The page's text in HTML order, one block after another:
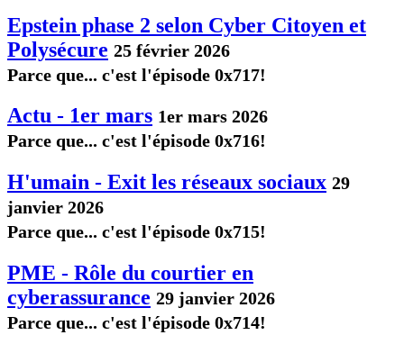
Epstein phase 2 selon Cyber Citoyen et
Polysécure 25 février 2026
Parce que... c'est l'épisode 0x717!
Actu - 1er mars 1er mars 2026
Parce que... c'est l'épisode 0x716!
H'umain - Exit les réseaux sociaux 29
janvier 2026
Parce que... c'est l'épisode 0x715!
PME - Rôle du courtier en
cyberassurance 29 janvier 2026
Parce que... c'est l'épisode 0x714!